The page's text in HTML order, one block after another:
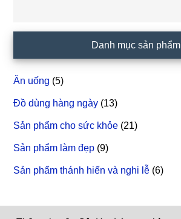
chính
Danh mục sản phẩm
Ăn uống (5)
Đồ dùng hàng ngày (13)
Sản phẩm cho sức khỏe (21)
Sản phẩm làm đẹp (9)
Sản phẩm thánh hiến và nghi lễ (6)